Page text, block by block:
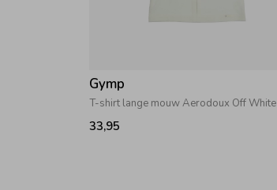
Gymp
T-shirt lange mouw Aerodoux Off White
33,95